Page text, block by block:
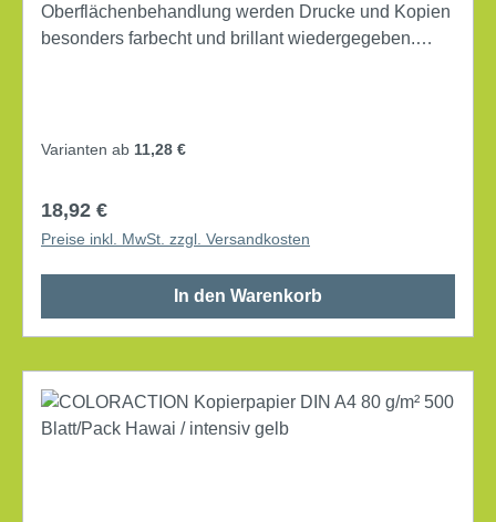
Oberflächenbehandlung werden Drucke und Kopien
besonders farbecht und brillant wiedergegeben.
weitestgehende Geräteschonung. Von allen
Weißgrad (CIE): 161 beidseitig bedruckbar Farbe:
weiß 150 Bl./Pack.
Varianten ab 11,28 €
Regulärer Preis:
18,92 €
Preise inkl. MwSt. zzgl. Versandkosten
In den Warenkorb